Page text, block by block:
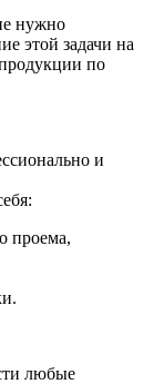
нужно
этой задачи на
по
и
проема,
любые